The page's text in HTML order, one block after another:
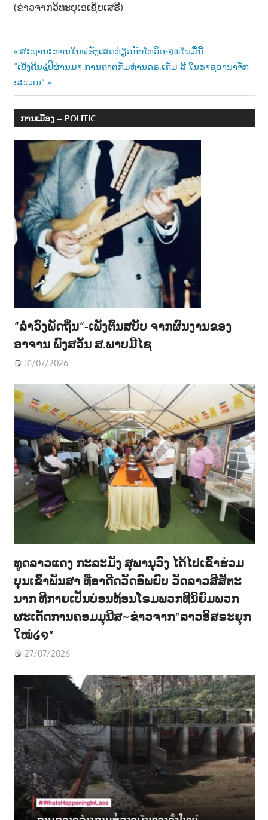
(ຂ່າວຈາກວິທະຍຸເອເຊັຍເສຣີ)
Post
navigation
Previous
Post:
ສະຖານະການໃນຝຣັ່ງເສດກ່ຽວກັບໂກວິດ-໑໙ໃນມື້ນີ້
Next
Post:
“ເບີ່ງຄືນ໔ປີຜ່ານມາ ການຄາຕກັມທ່ານດຣ.ເຄັມ ລີ ໃນຮາຊອານາຈັກ
ຂະເມນ“
ການເມືອງ – POLITIC
“ລຳວົງພັດຖິ່ນ“-ເພັງຕົ້ນສບັບ ຈາກຜົນງານຂອງ
ອາຈານ ພົງສວັນ ສ.ພາບມີໄຊ
31/07/2026
ທູດລາວແດງ ກະລະມັງ ສຸພານຸວົງ ໄດ້ໄປເຂົ້າຮ່ວມ
ບຸນເຂົ້າພັນສາ ທີ່ອາດີດວັດອົພຍົບ ວັດລາວສີສັຕະ
ນາກ ທີກາຍເປັນບ່ອນທ້ອນໂຣມພວກທີນິຍົມພວກ
ຜະເດັດການຄອມມຸນີສ~ຂ່າວຈາກ”ລາວອິສຣະຍຸກ
ໃໝ່໒໑”
27/07/2026